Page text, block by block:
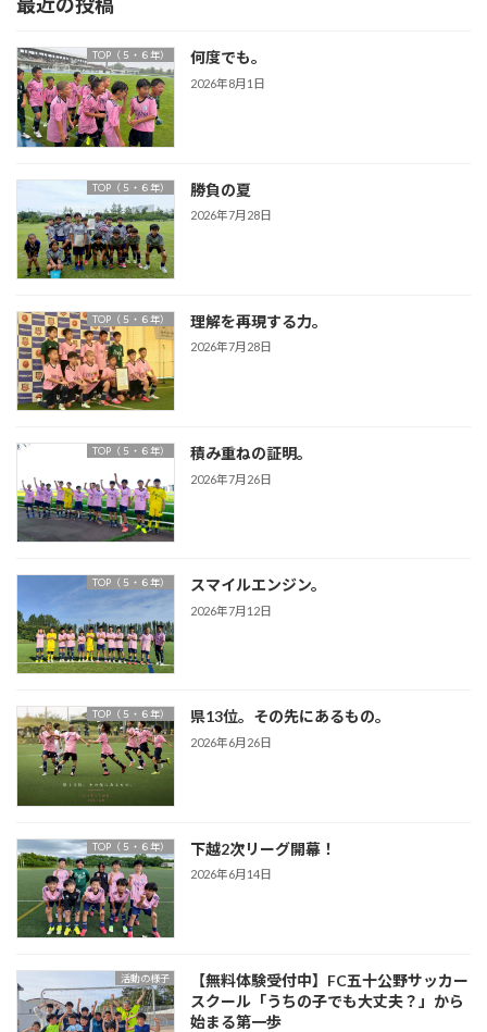
TOP（５・６年） 何度でも。
2026年8月1日
TOP（５・６年） 勝負の夏
2026年7月28日
TOP（５・６年） 理解を再現する力。
2026年7月28日
TOP（５・６年） 積み重ねの証明。
2026年7月26日
TOP（５・６年） スマイルエンジン。
2026年7月12日
TOP（５・６年） 県13位。その先にあるもの。
2026年6月26日
TOP（５・６年） 下越2次リーグ開幕！
2026年6月14日
活動の様子
【無料体験受付中】FC五十公野サッカー
スクール「うちの子でも大丈夫？」から
始まる第一歩